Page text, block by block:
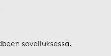
sovelluksessa.